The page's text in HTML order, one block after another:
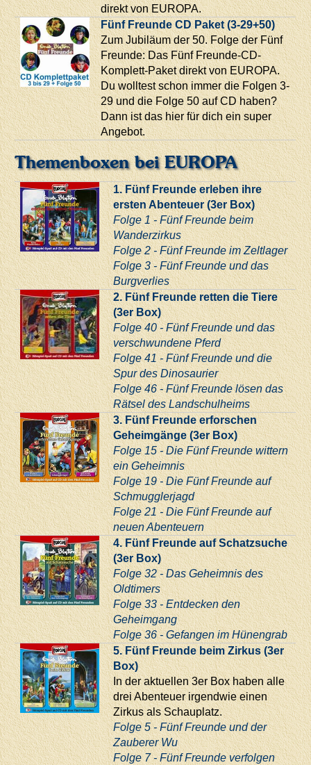
direkt von EUROPA.
Fünf Freunde CD Paket (3-29+50)
Zum Jubiläum der 50. Folge der Fünf
Freunde: Das Fünf Freunde-CD-
Komplett-Paket direkt von EUROPA.
Du wolltest schon immer die Folgen 3-
29 und die Folge 50 auf CD haben?
Dann ist das hier für dich ein super
Angebot.
Themenboxen bei EUROPA
1. Fünf Freunde erleben ihre
ersten Abenteuer (3er Box)
Folge 1 - Fünf Freunde beim
Wanderzirkus
Folge 2 - Fünf Freunde im Zeltlager
Folge 3 - Fünf Freunde und das
Burgverlies
2. Fünf Freunde retten die Tiere
(3er Box)
Folge 40 - Fünf Freunde und das
verschwundene Pferd
Folge 41 - Fünf Freunde und die
Spur des Dinosaurier
Folge 46 - Fünf Freunde lösen das
Rätsel des Landschulheims
3. Fünf Freunde erforschen
Geheimgänge (3er Box)
Folge 15 - Die Fünf Freunde wittern
ein Geheimnis
Folge 19 - Die Fünf Freunde auf
Schmugglerjagd
Folge 21 - Die Fünf Freunde auf
neuen Abenteuern
4. Fünf Freunde auf Schatzsuche
(3er Box)
Folge 32 - Das Geheimnis des
Oldtimers
Folge 33 - Entdecken den
Geheimgang
Folge 36 - Gefangen im Hünengrab
5. Fünf Freunde beim Zirkus (3er
Box)
In der aktuellen 3er Box haben alle
drei Abenteuer irgendwie einen
Zirkus als Schauplatz.
Folge 5 - Fünf Freunde und der
Zauberer Wu
Folge 7 - Fünf Freunde verfolgen